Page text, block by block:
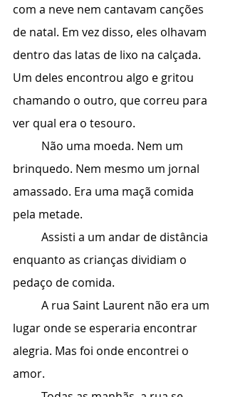
com a neve nem cantavam canções
de natal. Em vez disso, eles olhavam
dentro das latas de lixo na calçada.
Um deles encontrou algo e gritou
chamando o outro, que correu para
ver qual era o tesouro.
brinquedo. Nem mesmo um jornal
amassado. Era uma maçã comida
pela metade.
enquanto as crianças dividiam o
pedaço de comida.
lugar onde se esperaria encontrar
alegria. Mas foi onde encontrei o
amor.